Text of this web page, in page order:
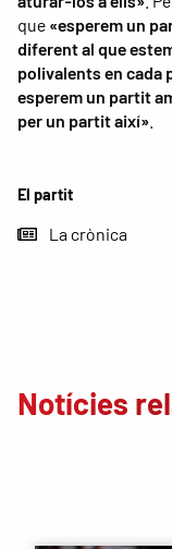
El partit
La crònica
que «esperem un
diferent al que
polivalents en cada
esperem un partit
per un partit així»
Notícies